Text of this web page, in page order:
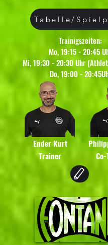
Tabelle/
Trainigszeiten:
Mo, 19:15 - 20:45
Mi, 19:30 - 20:30 Uhr
Do, 19:00 -
Ender Kurt
Trainer